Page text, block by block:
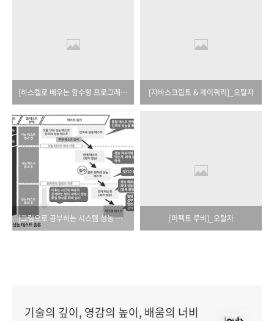
[하스켈로 배우는 함수형 프로그래밍]_오탈자 [자바스크립트 & 제이쿼리]_오탈자
[그림으로 공부하는 시스템 성능 구조]_오탈자 [퍼펙트 루비]_오탈자
기술의 깊이, 영감의 높이, 배움의 너비